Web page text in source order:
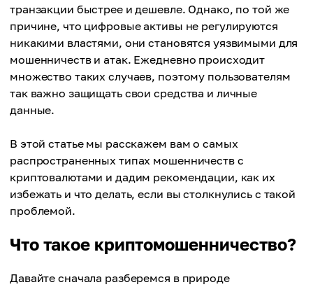
транзакции быстрее и дешевле. Однако, по той же
причине, что цифровые активы не регулируются
никакими властями, они становятся уязвимыми для
мошенничеств и атак. Ежедневно происходит
множество таких случаев, поэтому пользователям
так важно защищать свои средства и личные
данные.
В этой статье мы расскажем вам о самых
распространенных типах мошенничеств с
криптовалютами и дадим рекомендации, как их
избежать и что делать, если вы столкнулись с такой
проблемой.
Что такое криптомошенничество?
Давайте сначала разберемся в природе